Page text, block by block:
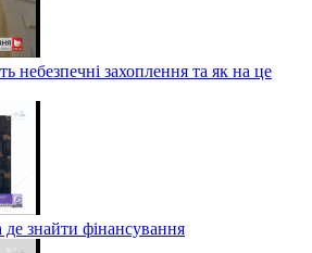
небезпечні захоплення та як на це
де знайти фінансування